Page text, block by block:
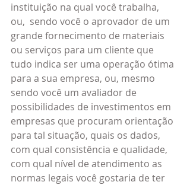
instituição na qual você trabalha,
ou,  sendo você o aprovador de um
grande fornecimento de materiais
ou serviços para um cliente que
tudo indica ser uma operação ótima
para a sua empresa, ou, mesmo
sendo você um avaliador de
possibilidades de investimentos em
empresas que procuram orientação
para tal situação, quais os dados,
com qual consistência e qualidade,
com qual nível de atendimento as
normas legais você gostaria de ter